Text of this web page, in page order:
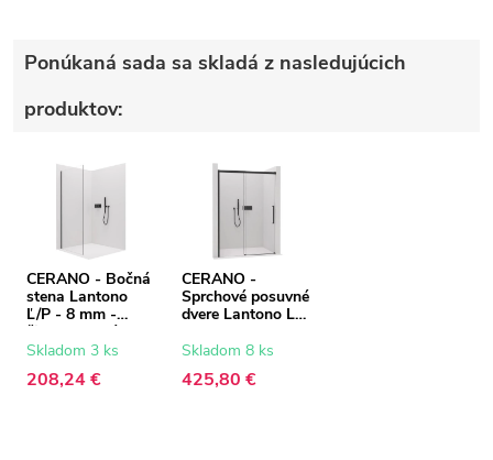
Ponúkaná sada sa skladá z nasledujúcich
produktov:
CERANO - Bočná
stena Lantono
Ľ/P - 8 mm -
čierna matná,
transparentné
cm
Skladom 3 ks
208,24 €
CERANO -
Sprchové posuvné
dvere Lantono L/P
Close - čierna
transparentné
Skladom 8 ks
425,80 €